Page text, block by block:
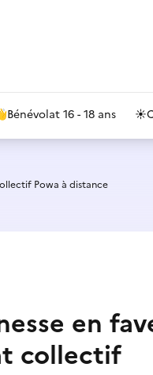
Bénévolat 16 - 18 ans ☀️
Powa à distance
en
collectif